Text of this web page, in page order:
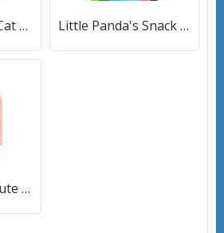
Duet Cats: Cute Cat Music (Дуэт Кэтс) [МОД Premium] APK Android Little Panda's Snack Factory [МОД Меню] APK Android
My Cat Town - Cute Kitty Games [МОД Много денег] APK Android